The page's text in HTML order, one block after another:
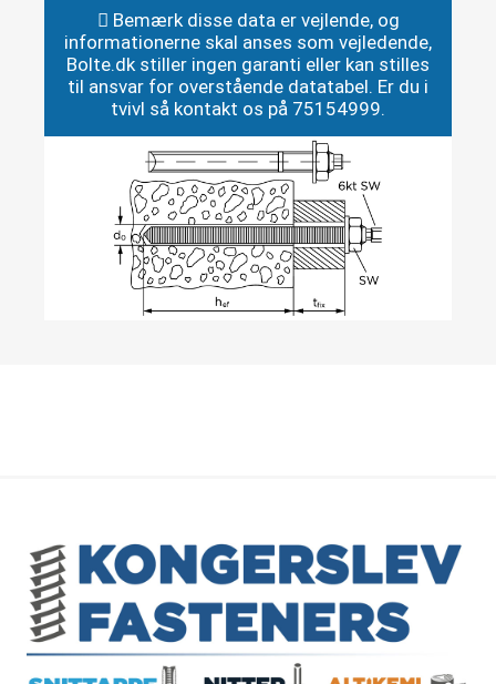
Bemærk disse data er vejlende, og
informationerne skal anses som vejledende,
Bolte.dk stiller ingen garanti eller kan stilles
til ansvar for overstående datatabel. Er du i
tvivl så kontakt os på 75154999.